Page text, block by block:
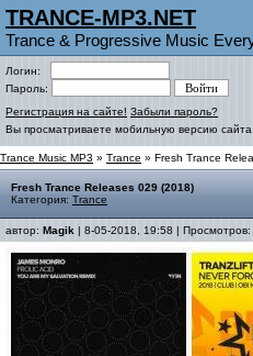
TRANCE-MP3.NET
Trance & Progressive Music
Логин:
Пароль:
Регистрация на сайте! Забыли пароль?
Вы просматриваете мобильную версию сайта.
Trance Music MP3 » Trance » Fresh Trance
Fresh Trance Releases 029 (2018)
Категория: Trance
автор: Magik | 8-05-2018, 19:58 | Просмотров: